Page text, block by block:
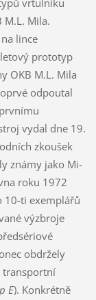
vrtulníku
Mila.
lince
prototyp
OKB M.L. Mila
odpoutal
vydal dne 19.
zkoušek
známy jako Mi-
roku 1972
10-ti exemplářů
výzbroje
obdržely
transportní
E). Konkrétně